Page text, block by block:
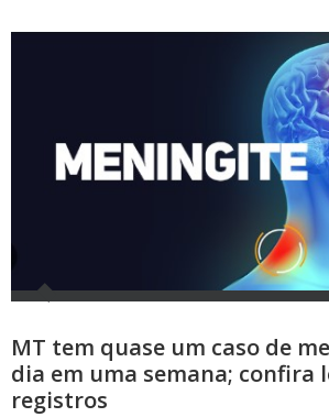
MT tem quase um caso de
dia em uma semana; confira
registros